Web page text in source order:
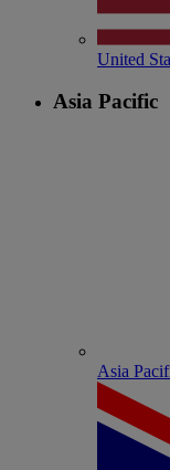
United
Asia Pacific
Asia